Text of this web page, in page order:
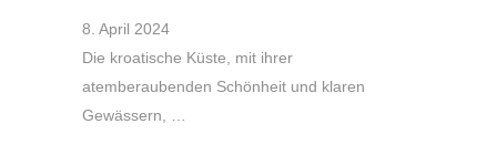
8. April 2024
Die kroatische Küste, mit ihrer
atemberaubenden Schönheit und klaren
Gewässern, …